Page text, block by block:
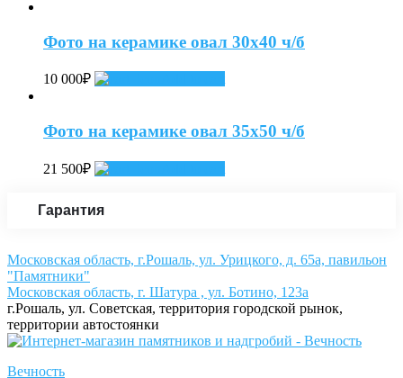
Фото на керамике овал 30х40 ч/б
10 000₽
Фото на керамике овал 35х50 ч/б
21 500₽
Гарантия
Московская область, г.Рошаль, ул. Урицкого, д. 65а, павильон
"Памятники"
Московская область, г. Шатура , ул. Ботино, 123а
г.Рошаль, ул. Советская, территория городской рынок,
территории автостоянки
Вечность